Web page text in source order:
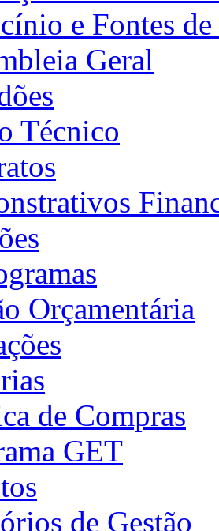
e Fontes de
Geral
Técnico
Orçamentária
de Compras
GET
de Gestão